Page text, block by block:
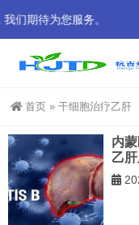
们期待为您服务。
首页 » 干细胞治疗乙肝
内
乙